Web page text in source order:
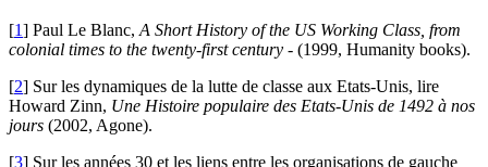
[1] Paul Le Blanc, A Short History of the US Working Class, from
colonial times to the twenty-first century - (1999, Humanity books).
[2] Sur les dynamiques de la lutte de classe aux Etats-Unis, lire
Howard Zinn, Une Histoire populaire des Etats-Unis de 1492 à nos
jours (2002, Agone).
[3] Sur les années 30 et les liens entre les organisations de gauche